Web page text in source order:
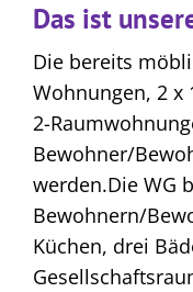
Das ist
Die bereits
Wohnungen, 2 x
2-
Bewohner/
werden.Die WG
Bewohnern/
Küchen, drei